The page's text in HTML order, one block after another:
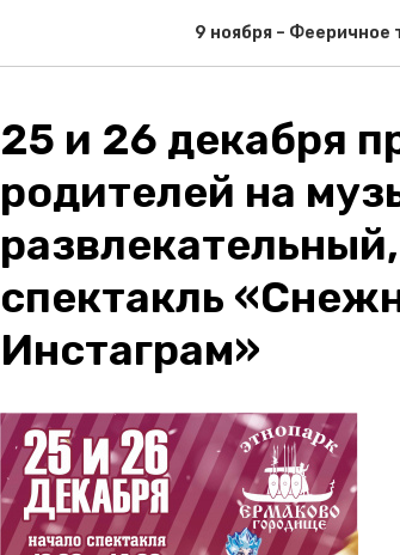
9 ноября – Фееричное
25 и 26 декабря
родителей на
спектакль
Инстаграм»